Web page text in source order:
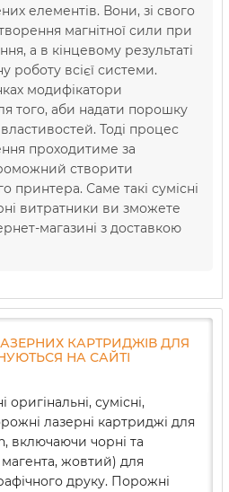
елементів. Вони, зі свого
магнітної сили при
а в кінцевому результаті
роботу всієї системи.
модифікатори
того, аби надати порошку
Тоді процес
проходитиме за
створити
принтера. Саме такі сумісні
витратники ви зможете
магазині з доставкою
КАРТРИДЖІВ ДЛЯ
НА САЙТІ
оригінальні, сумісні,
лазерні картриджі для
включаючи чорні та
магента, жовтий) для
друку. Порожні